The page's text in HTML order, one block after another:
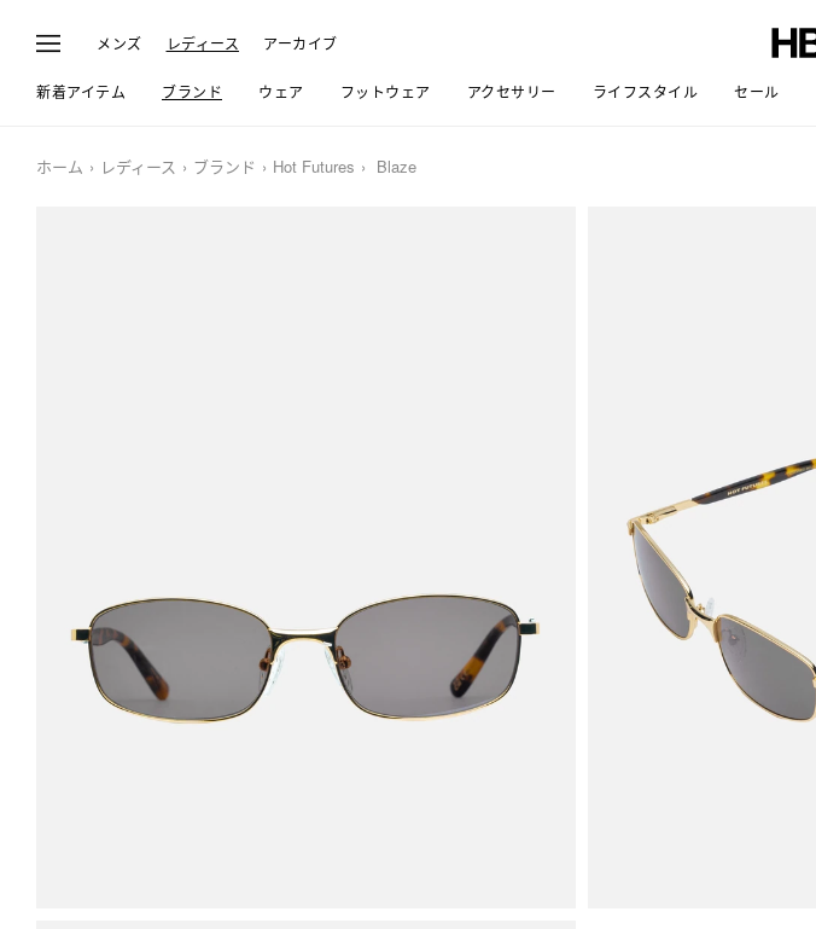
メンズ レディース アーカイブ
新着アイテム ブランド ウェア フットウェア アクセサリー ライフスタイル セール
ホーム レディース ブランド Hot Futures Blaze